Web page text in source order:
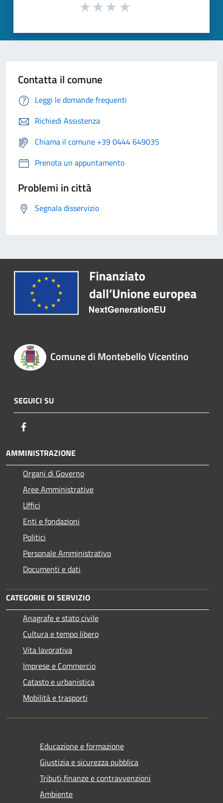
Contatta il comune
Leggi le domande frequenti
Richiedi Assistenza
Chiama il comune +39 0444 649035
Prenota un appuntamento
Problemi in città
Segnala disservizio
Comune di Montebello Vicentino
SEGUICI SU
AMMINISTRAZIONE
Organi di Governo
Aree Amministrative
Uffici
Enti e fondazioni
Politici
Personale Amministrativo
Documenti e dati
CATEGORIE DI SERVIZIO
Anagrafe e stato civile
Cultura e tempo libero
Vita lavorativa
Imprese e Commercio
Catasto e urbanistica
Mobilità e trasporti
Educazione e formazione
Giustizia e sicurezza pubblica
Tributi,finanze e contravvenzioni
Ambiente